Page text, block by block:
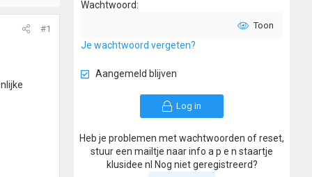
#1
Wachtwoord
Toon
Je wachtwoord vergeten?
Aangemeld blijven
Log in
Heb je problemen met wachtwoorden of reset,
stuur een mailtje naar info a p e n staartje
klusidee nl Nog niet geregistreerd?